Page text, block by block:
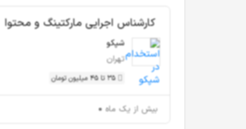
کارشناس اجرایی مارکتینگ و محتوا
شپکو
تهران
35 تا 45 میلیون تومان
بیش از یک ماه